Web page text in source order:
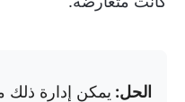
الحل: يمكن إدارة